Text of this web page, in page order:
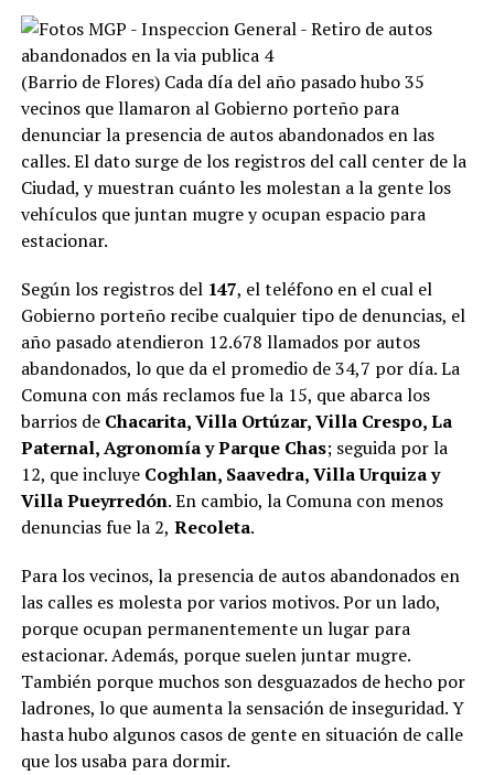
(Barrio de Flores) Cada día del año pasado hubo 35
vecinos que llamaron al Gobierno porteño para
denunciar la presencia de autos abandonados en las
calles. El dato surge de los registros del call center de la
Ciudad, y muestran cuánto les molestan a la gente los
vehículos que juntan mugre y ocupan espacio para
estacionar.
Según los registros del 147, el teléfono en el cual el
Gobierno porteño recibe cualquier tipo de denuncias, el
año pasado atendieron 12.678 llamados por autos
abandonados, lo que da el promedio de 34,7 por día. La
Comuna con más reclamos fue la 15, que abarca los
barrios de Chacarita, Villa Ortúzar, Villa Crespo, La
Paternal, Agronomía y Parque Chas; seguida por la
12, que incluye Coghlan, Saavedra, Villa Urquiza y
Villa Pueyrredón. En cambio, la Comuna con menos
denuncias fue la 2, Recoleta.
Para los vecinos, la presencia de autos abandonados en
las calles es molesta por varios motivos. Por un lado,
porque ocupan permanentemente un lugar para
estacionar. Además, porque suelen juntar mugre.
También porque muchos son desguazados de hecho por
ladrones, lo que aumenta la sensación de inseguridad. Y
hasta hubo algunos casos de gente en situación de calle
que los usaba para dormir.